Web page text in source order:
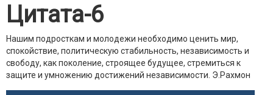
Цитата-6
Нашим подросткам и молодежи необходимо ценить мир,
спокойствие, политическую стабильность, независимость и
свободу, как поколение, строящее будущее, стремиться к
защите и умножению достижений независимости. Э.Рахмон